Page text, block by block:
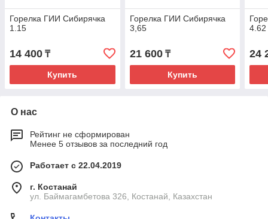
Горелка ГИИ Сибирячка
1.15
14 400 ₸
Купить
Горелка ГИИ Сибирячка
3,65
21 600₸
Купить
4.62
24
О нас
Рейтинг не сформирован
Менее 5 отзывов за последний год
Работает с 22.04.2019
г. Костанай
ул. Баймагамбетова 326, Костанай, Казахстан